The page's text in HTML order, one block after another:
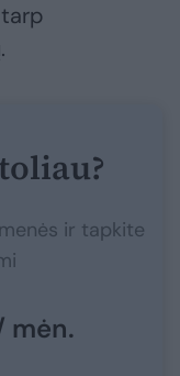
ir tapkite
mėn.